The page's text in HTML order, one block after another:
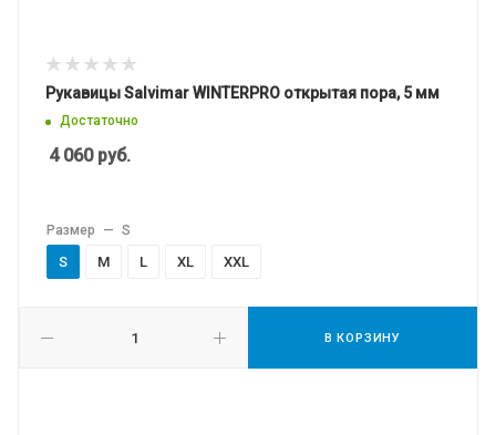
Рукавицы Salvimar WINTERPRO открытая пора, 5 мм
Достаточно
4 060руб.
В КОРЗИНУ
Размер — S
S M L XL XXL